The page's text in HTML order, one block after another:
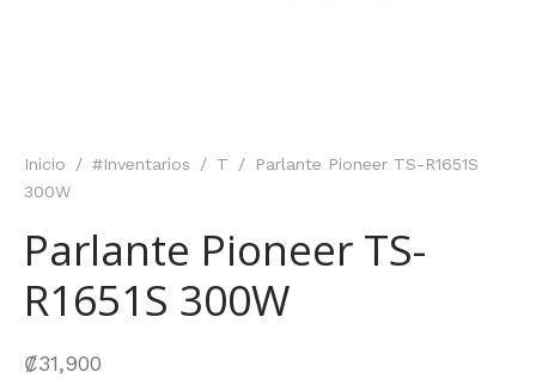
Inicio / #Inventarios / T /
Parlante Pioneer TS-R1651S
300W
Parlante Pioneer TS-
R1651S 300W
₡31,900